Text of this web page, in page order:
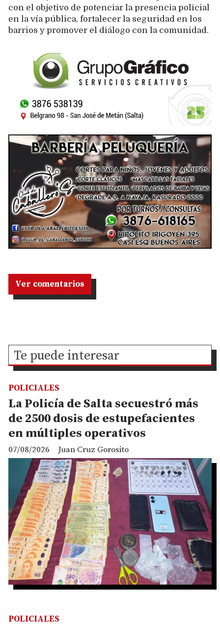
con el objetivo de potenciar la presencia policial
en la vía pública, fortalecer la seguridad en los
barrios y promover el diálogo con la comunidad.
Ver comentarios
Te puede interesar
La Policía de Salta secuestró más
de 2500 dosis de estupefacientes
en múltiples operativos
Juan Cruz Gorosito
POLICIALES
07/08/2026
POLICIALES